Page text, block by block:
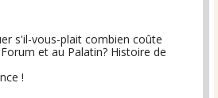
s'il-vous-plait combien coûte
et au Palatin? Histoire de
!